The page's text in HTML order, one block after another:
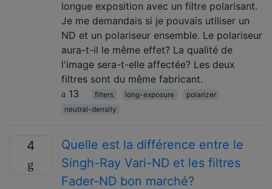
longue exposition avec un filtre polarisant.
Je me demandais si je pouvais utiliser un
ND et un polariseur ensemble. Le polariseur
aura-t-il le même effet? La qualité de
l'image sera-t-elle affectée? Les deux
filtres sont du même fabricant.
13
filters long-exposure
polarizer
neutral-density
4
Quelle est la différence entre le
Singh-Ray Vari-ND et les filtres
Fader-ND bon marché?